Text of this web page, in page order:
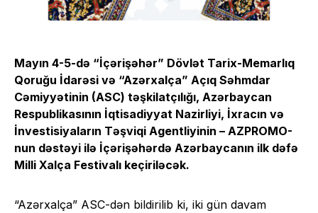
Mayın 4-5-də “İçərişəhər” Dövlət Tarix-Memarlıq
Qoruğu İdarəsi və “Azərxalça” Açıq Səhmdar
Cəmiyyətinin (ASC) təşkilatçılığı, Azərbaycan
Respublikasının İqtisadiyyat Nazirliyi, İxracın və
İnvestisiyaların Təşviqi Agentliyinin – AZPROMO-
nun dəstəyi ilə İçərişəhərdə Azərbaycanın ilk dəfə
Milli Xalça Festivalı keçiriləcək.
“Azərxalça” ASC-dən bildirilib ki, iki gün davam